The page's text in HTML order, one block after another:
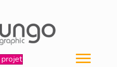
projet